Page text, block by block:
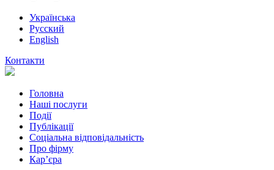
Українська
Русский
English
Контакти
Головна
Наші послуги
Події
Публікації
Соціальна відповідальність
Про фiрму
Кар’єра